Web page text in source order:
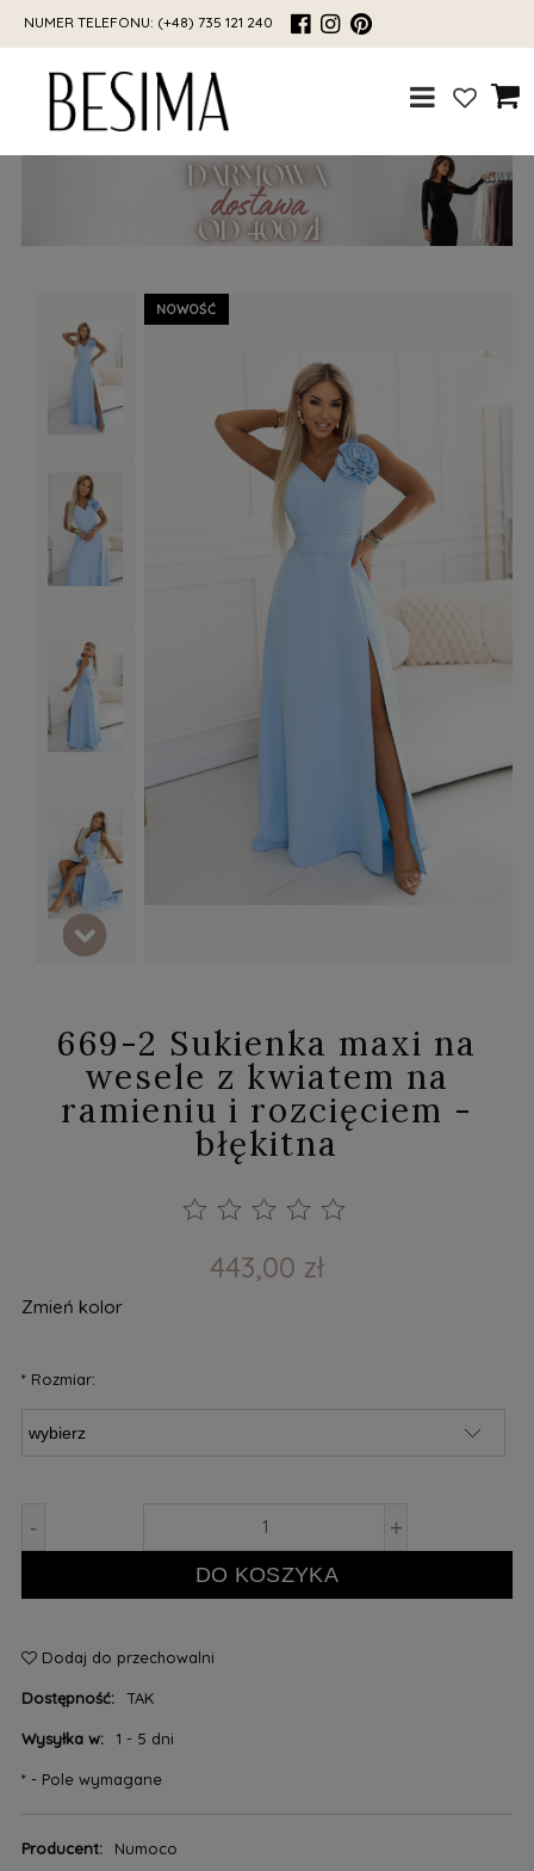
NUMER TELEFONU: (+48) 735 121 240
NOWOŚĆ
669-2 Sukienka maxi na
wesele z kwiatem na
ramieniu i rozcięciem -
błękitna
443,00 zł
Zmień kolor
*Rozmiar:
- +
DO KOSZYKA
Dodaj do przechowalni
Dostępność: TAK
Wysyłka w: 1 - 5 dni
*- Pole wymagane
Producent: Numoco